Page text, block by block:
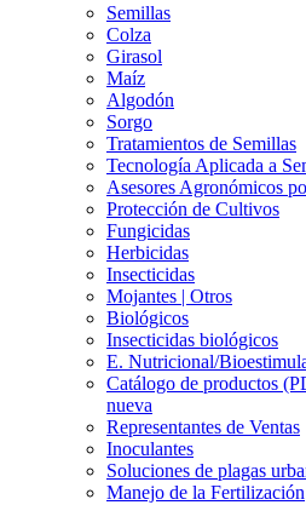
Semillas
Colza
Girasol
Maíz
Algodón
Sorgo
Tratamientos de Semillas
Tecnología Aplicada a
Asesores Agronómicos
Protección de Cultivos
Fungicidas
Herbicidas
Insecticidas
Mojantes | Otros
Biológicos
Insecticidas biológicos
E. Nutricional/
Catálogo de productos
nueva
Representantes de Ventas
Inoculantes
Soluciones de plagas
Manejo de la Fertilización